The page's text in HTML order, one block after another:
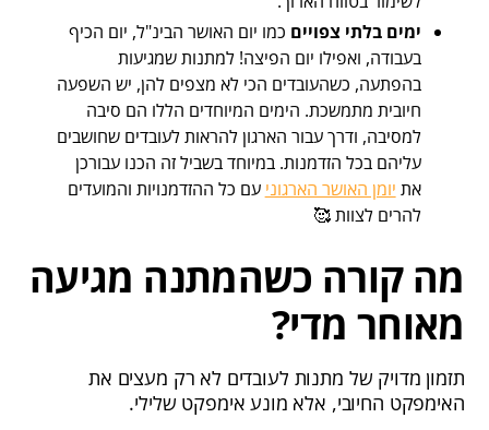
ימים בלתי צפויים כמו יום האושר הבינ"ל, יום הכיף
בעבודה, ואפילו יום הפיצה! למתנות שמגיעות
בהפתעה, כשהעובדים הכי לא מצפים להן, יש השפעה
חיובית מתמשכת. הימים המיוחדים הללו הם סיבה
למסיבה, ודרך עבור הארגון להראות לעובדים שחושבים
עליהם בכל הזדמנות. במיוחד בשביל זה הכנו עבורכן
את יומן האושר הארגוני עם כל ההזדמנויות והמועדים
להרים לצוות 🥰
מה קורה כשהמתנה מגיעה
מאוחר מדי?
תזמון מדויק של מתנות לעובדים לא רק מעצים את
האימפקט החיובי, אלא מונע אימפקט שלילי.